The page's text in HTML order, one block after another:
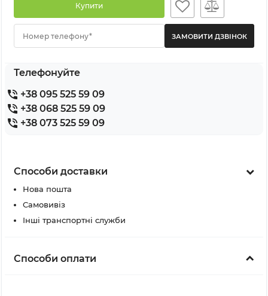
Купити
Номер телефону*
Телефонуйте
+38 095 525 59 09
+38 068 525 59 09
+38 073 525 59 09
Способи доставки
Нова пошта
Самовивіз
Інші транспортні служби
Способи оплати